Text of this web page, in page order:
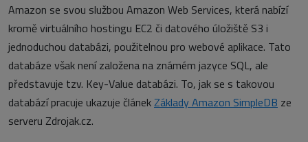
Amazon se svou službou Amazon Web Services, která nabízí
kromě virtuálního hostingu EC2 či datového úložiště S3 i
jednoduchou databázi, použitelnou pro webové aplikace. Tato
databáze však není založena na známém jazyce SQL, ale
představuje tzv. Key-Value databázi. To, jak se s takovou
databází pracuje ukazuje článekZáklady Amazon SimpleDB ze
serveru Zdrojak.cz.